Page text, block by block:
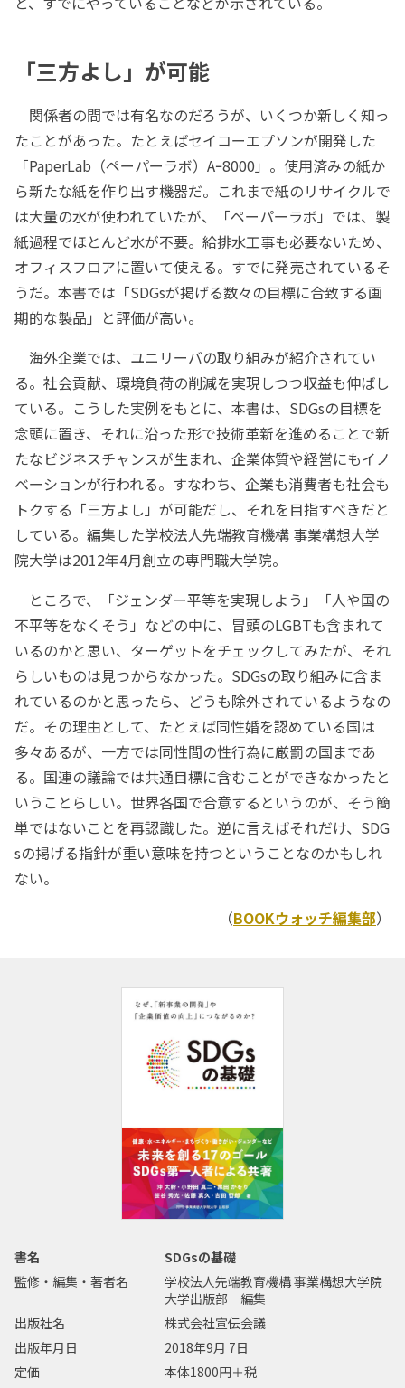
「三方よし」が可能
関係者の間では有名なのだろうが、いくつか新しく知っ
たことがあった。たとえばセイコーエプソンが開発した
「PaperLab（ペーパーラボ）Aｰ8000」。使用済みの紙か
ら新たな紙を作り出す機器だ。これまで紙のリサイクルで
は大量の水が使われていたが、「ペーパーラボ」では、製
紙過程でほとんど水が不要。給排水工事も必要ないため、
オフィスフロアに置いて使える。すでに発売されているそ
うだ。本書では「SDGsが掲げる数々の目標に合致する画
期的な製品」と評価が高い。
海外企業では、ユニリーバの取り組みが紹介されてい
る。社会貢献、環境負荷の削減を実現しつつ収益も伸ばし
ている。こうした実例をもとに、本書は、SDGsの目標を
念頭に置き、それに沿った形で技術革新を進めることで新
たなビジネスチャンスが生まれ、企業体質や経営にもイノ
ベーションが行われる。すなわち、企業も消費者も社会も
トクする「三方よし」が可能だし、それを目指すべきだと
している。編集した学校法人先端教育機構 事業構想大学
院大学は2012年4月創立の専門職大学院。
ところで、「ジェンダー平等を実現しよう」「人や国の
不平等をなくそう」などの中に、冒頭のLGBTも含まれて
いるのかと思い、ターゲットをチェックしてみたが、それ
らしいものは見つからなかった。SDGsの取り組みに含ま
れているのかと思ったら、どうも除外されているようなの
だ。その理由として、たとえば同性婚を認めている国は
多々あるが、一方では同性間の性行為に厳罰の国まであ
る。国連の議論では共通目標に含むことができなかったと
いうことらしい。世界各国で合意するというのが、そう簡
単ではないことを再認識した。逆に言えばそれだけ、SDG
sの掲げる指針が重い意味を持つということなのかもしれ
ない。
（BOOKウォッチ編集部）
書名
SDGsの基礎
監修・編集・著者名
学校法人先端教育機構 事業構想大学院
大学出版部 編集
出版社名
株式会社宣伝会議
出版年月日
2018年9月 7日
定価
本体1800円＋税